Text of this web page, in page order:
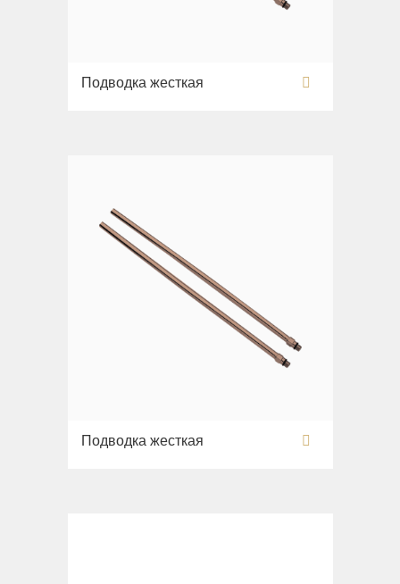
Подводка жесткая
Подводка жесткая